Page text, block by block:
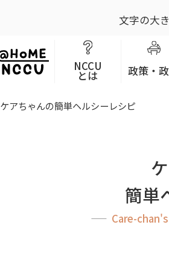
文字の大
NCCU
とは 政策・
ケアちゃんの簡単ヘルシーレシピ
簡単
Care-